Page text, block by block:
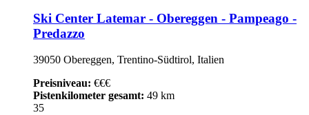
Ski Center Latemar - Obereggen - Pampeago -
Predazzo
39050 Obereggen, Trentino-Südtirol, Italien
Preisniveau: €€€
Pistenkilometer gesamt: 49 km
35